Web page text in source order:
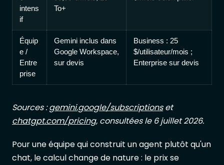
intens
if
To+
Équip
e /
Entre
prise
Gemini inclus dans
Google Workspace,
sur devis
Business : 25
$/utilisateur/mois ;
Enterprise sur devis
Sources :gemini.google/subscriptionset
chatgpt.com/pricing, consultées le 6 juillet 2026.
Pour une équipe qui construit un agent plutôt qu'un
chat, le calcul change de nature : le prix se